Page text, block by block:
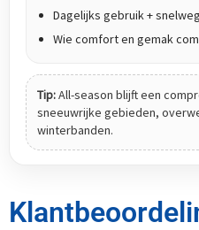
Dagelijks gebruik +
Wie comfort en gemak
Tip:All-season blijft een
sneeuwrijke gebieden,
winterbanden.